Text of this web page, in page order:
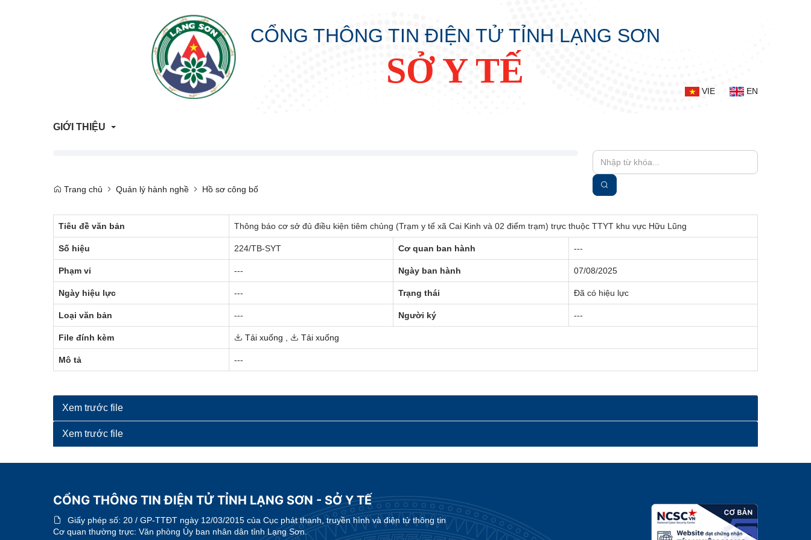
CỔNG THÔNG TIN ĐIỆN TỬ TỈNH LẠNG SƠN
SỞ Y TẾ
VIE EN
GIỚI THIỆU
Lịch sử hình thành
Trang chủ Quản lý hành nghề Hồ sơ công bố
Tiêu đề văn bản Thông báo cơ sở đủ điều kiện tiêm chủng (Trạm y tế xã Cai Kinh và 02 điểm trạm) trực thuộc TTYT khu vực Hữu Lũng
Số hiệu 224/TB-SYT Cơ quan ban hành ---
Phạm vi --- Ngày ban hành 07/08/2025
Ngày hiệu lực --- Trạng thái Đã có hiệu lực
Loại văn bản --- Người ký ---
File đính kèm Tải xuống Tải xuống
Mô tả ---
Xem trước file
Xem trước file
CỔNG THÔNG TIN ĐIỆN TỬ TỈNH LẠNG SƠN - SỞ Y TẾ
Giấy phép số: 20 / GP-TTĐT ngày 12/03/2015 của Cục phát thanh, truyền hình và điện tử thông tin
Cơ quan thường trực: Văn phòng Ủy ban nhân dân tỉnh Lạng Sơn.